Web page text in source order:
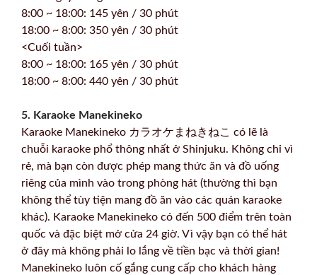
8:00 ~ 18:00: 145 yên / 30 phút
18:00 ~ 8:00: 350 yên / 30 phút
<Cuối tuần>
8:00 ~ 18:00: 165 yên / 30 phút
18:00 ~ 8:00: 440 yên / 30 phút
5. Karaoke Manekineko
Karaoke Manekineko カラオケまねきねこ có lẽ là
chuỗi karaoke phổ thông nhất ở Shinjuku. Không chỉ vì
rẻ, mà bạn còn được phép mang thức ăn và đồ uống
riêng của mình vào trong phòng hát (thường thì bạn
không thể tùy tiện mang đồ ăn vào các quán karaoke
khác). Karaoke Manekineko có đến 500 điểm trên toàn
quốc và đặc biệt mở cửa 24 giờ. Vì vậy bạn có thể hát
ở đây mà không phải lo lắng về tiền bạc và thời gian!
Manekineko luôn cố gắng cung cấp cho khách hàng